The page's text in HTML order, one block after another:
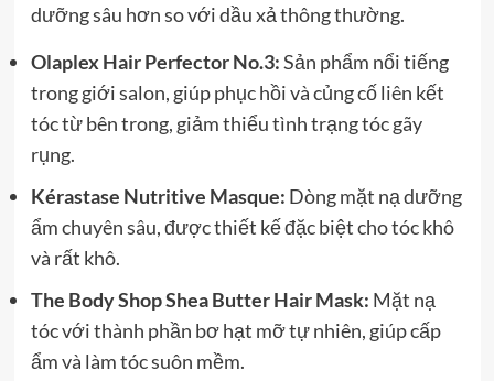
dưỡng sâu hơn so với dầu xả thông thường.
Olaplex Hair Perfector No.3:Sản phẩm nổi tiếng
trong giới salon, giúp phục hồi và củng cố liên kết
tóc từ bên trong, giảm thiểu tình trạng tóc gãy
rụng.
Kérastase Nutritive Masque: Dòng mặt nạ dưỡng
ẩm chuyên sâu, được thiết kế đặc biệt cho tóc khô
và rất khô.
The Body Shop Shea Butter Hair Mask: Mặt nạ
tóc với thành phần bơ hạt mỡ tự nhiên, giúp cấp
ẩm và làm tóc suôn mềm.